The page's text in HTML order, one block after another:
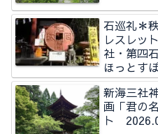
石巡礼＊
レスレッ
社・第四
ほっとす
秩父今宮
新海三社
画「君の
ト